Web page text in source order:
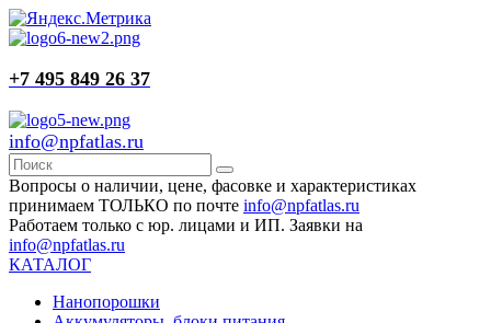
+7 495 849 26 37
info@npfatlas.ru
Вопросы о наличии, цене, фасовке и характеристиках
принимаем ТОЛЬКО по почте info@npfatlas.ru
Работаем только с юр. лицами и ИП. Заявки на
info@npfatlas.ru
КАТАЛОГ
Нанопорошки